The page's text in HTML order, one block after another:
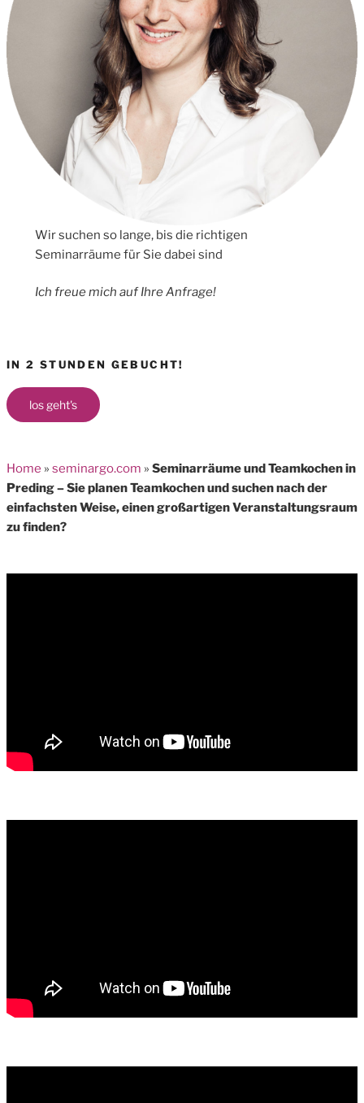
Wir suchen so lange, bis die richtigen
Seminarräume für Sie dabei sind
Ich freue mich auf Ihre Anfrage!
IN 2 STUNDEN GEBUCHT!
los geht's
Home » seminargo.com » Seminarräume und Teamkochen in
Preding – Sie planen Teamkochen und suchen nach der
einfachsten Weise, einen großartigen Veranstaltungsraum
zu finden?